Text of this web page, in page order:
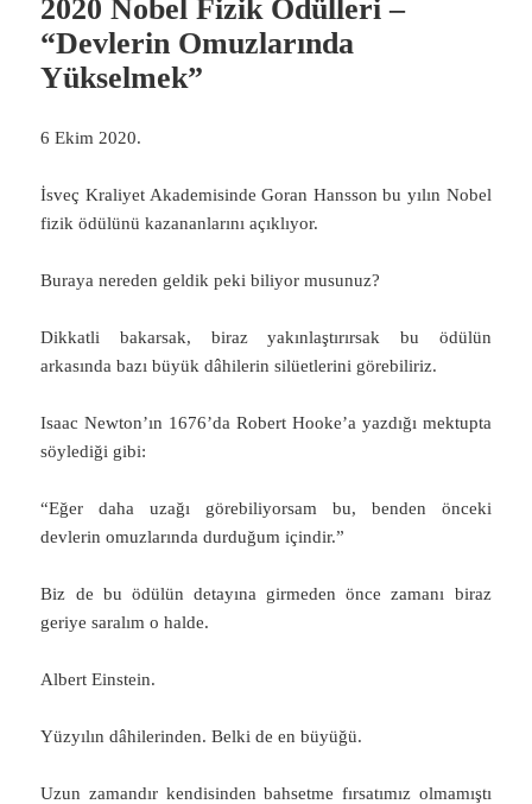
2020 Nobel Fizik Ödülleri –
“Devlerin Omuzlarında
Yükselmek”
6 Ekim 2020.
İsveç Kraliyet Akademisinde Goran Hansson bu yılın Nobel
fizik ödülünü kazananlarını açıklıyor.
Buraya nereden geldik peki biliyor musunuz?
Dikkatli bakarsak, biraz yakınlaştırırsak bu ödülün
arkasında bazı büyük dâhilerin silüetlerini görebiliriz.
Isaac Newton’ın 1676’da Robert Hooke’a yazdığı mektupta
söylediği gibi:
“Eğer daha uzağı görebiliyorsam bu, benden önceki
devlerin omuzlarında durduğum içindir.”
Biz de bu ödülün detayına girmeden önce zamanı biraz
geriye saralım o halde.
Albert Einstein.
Yüzyılın dâhilerinden. Belki de en büyüğü.
Uzun zamandır kendisinden bahsetme fırsatımız olmamıştı